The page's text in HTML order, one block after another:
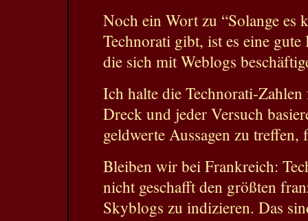
Noch ein Wort zu “Solange es
Technorati gibt, ist es eine
die sich mit Weblogs
Ich halte die Technorati-
Dreck und jeder Versuch
geldwerte Aussagen zu treffen,
Bleiben wir bei Frankreich:
nicht geschafft den größten
Skyblogs zu indizieren. Das